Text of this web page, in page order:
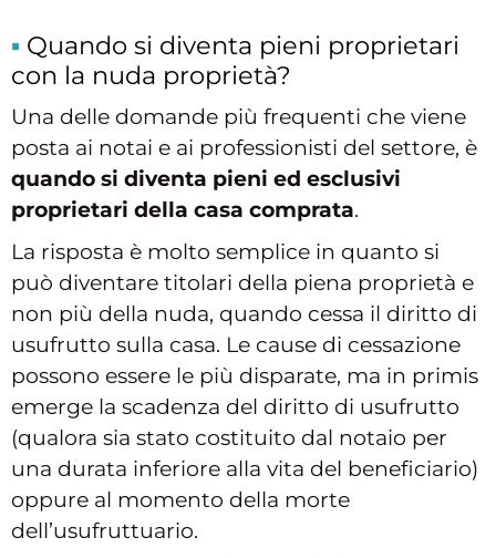
Quando si diventa pieni proprietari
con la nuda proprietà?
Una delle domande più frequenti che viene
posta ai notai e ai professionisti del settore, è
quando si diventa pieni ed esclusivi
proprietari della casa comprata.
La risposta è molto semplice in quanto si
può diventare titolari della piena proprietà e
non più della nuda, quando cessa il diritto di
usufrutto sulla casa. Le cause di cessazione
possono essere le più disparate, ma in primis
emerge la scadenza del diritto di usufrutto
(qualora sia stato costituito dal notaio per
una durata inferiore alla vita del beneficiario)
oppure al momento della morte
dell’usufruttuario.